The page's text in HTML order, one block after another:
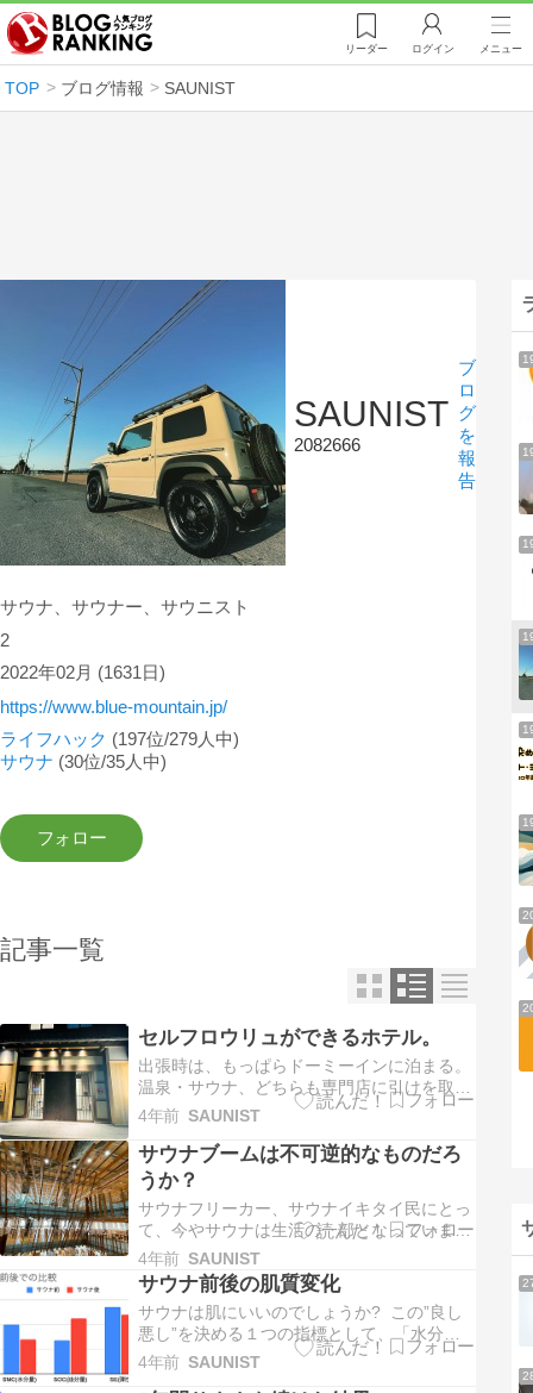
リーダー ログイン メニュー
TOP ブログ情報 SAUNIST
SAUNIST
2082666
ブ
ロ
グ
を
報
告
サウナ、サウナー、サウニスト
2
2022年02月 (1631日)
https://www.blue-mountain.jp/
ライフハック (197位/279人中)
サウナ (30位/35人中)
記事一覧
セルフロウリュができるホテル。
出張時は、もっぱらドーミーインに泊まる。
温泉・サウナ、どちらも専門店に引けを取ら
ないクオリティだと筆者は考えている。一部
のドーミーイン系列では、セルフロウリュウ
まで併設されているらしく、ビジネスホテル
では非常に稀ではないだろうか。 温泉・サウ
ナが専門店並みのクオリティ 全国83…
4年前 SAUNIST
サウナブームは不可逆的なものだろ
うか？
サウナフリーカー、サウナイキタイ民にとっ
て、今やサウナは生活の一部となっています
ね🧖‍♀️ 今回より、サウナブームについての所
感を複数回に分けて記事を書いていこうと思
います。 一昔前、コンビニによってコーヒ
ー市場のポテンシャルが顕在化しましたね☕️
同様に、サウナブームによって…
4年前 SAUNIST
サウナ前後の肌質変化
サウナは肌にいいのでしょうか? この”良し
悪し”を決める１つの指標として、「水分
量、油分量、弾性」に着目しました。スキン
チェッカーを使えば手軽に測定できるので、
4年前 SAUNIST